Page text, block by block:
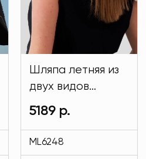
Шляпа летняя из
двух видов
материала
Магнолия
бежевого цвета
MODLAV ML6248-
5189 р.
ML6248